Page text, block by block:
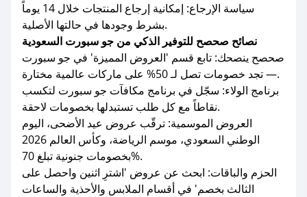
سياسة الإرجاع: إمكانية إرجاع المنتجات خلال 14 يوماً
بشرط وجودها في حالتها الأصلية.
نصائح صحصح للتوفير الذكي من جو سبورت السعودية
صحصح ينصحك: تابع قسم 'العروض المميزة' في جو سبورت
— تجد خصومات تصل لـ 50% على ماركات عالمية مختارة.
برنامج الولاء: سجّل في برنامج مكافآت جو سبورت لتكسب
نقاطاً مع كل طلب تستبدلها بخصومات لاحقة.
العروض الموسمية: ترقّب عروض عيد الأضحى، اليوم
الوطني السعودي، موسم الرياضة، وكأس العالم 2026
بخصومات جنونية تبلغ 70%.
الحزم والباقات: ابحث عن عروض 'اشترِ اثنين واحصل على
الثالث بخصم' في أقسام الملابس والأحذية والساعات